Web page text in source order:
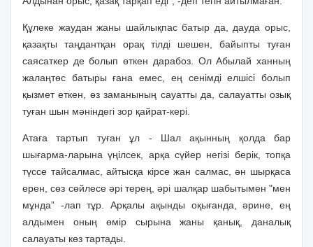
Құлеке жаудан жаны шайлықпас батыр да, дауда орыс,
қазақты таңдантқан орақ тiлдi шешен, байыпты туған
саясаткер де болып өткен дарабоз. Ол Абылай ханның
жалаңтөс батыры ғана емес, ең сенiмдi елшiсi болып
қызмет еткен, өз заманының сауатты да, салауатты озық
туған шын мәнiндегi зор қайрат-керi.
Атаға тартып туған ұл - Шал ақынның қолда бар
шығарма-ларына үңiлсек, арқа сүйер негiзi берiк, топқа
түссе тайсалмас, айтысқа кiрсе жан салмас, ән шырқаса
ерен, сөз сөйлесе әрi терең, әрi шалқар шабытымен "мен
мұнда” -лап тұр. Арқалы ақынды оқығанда, әрине, ең
алдымен оның өмiр сырына жаны қанық, даналық
салауаты көз тартады.